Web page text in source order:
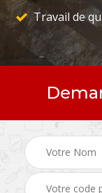
Travail de